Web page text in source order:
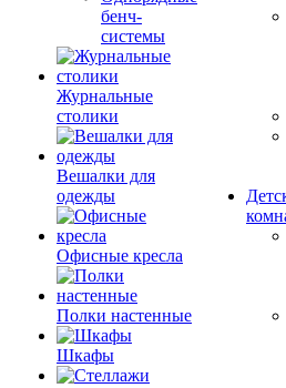
бенч-
системы
Журнальные
столики
Вешалки для
одежды
Офисные кресла
Полки настенные
Шкафы